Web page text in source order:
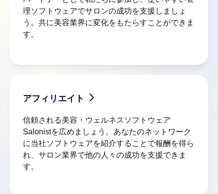
理ソフトウェアでサロンの成功を支援しましょ
う。共に美容業界に変化をもたらすことができま
す。
アフィリエイト
信頼される美容・ウェルネスソフトウェア
Salonistを広めましょう。あなたのネットワーク
に当社ソフトウェアを紹介することで報酬を得ら
れ、サロン業界で他の人々の成功を支援できま
す。